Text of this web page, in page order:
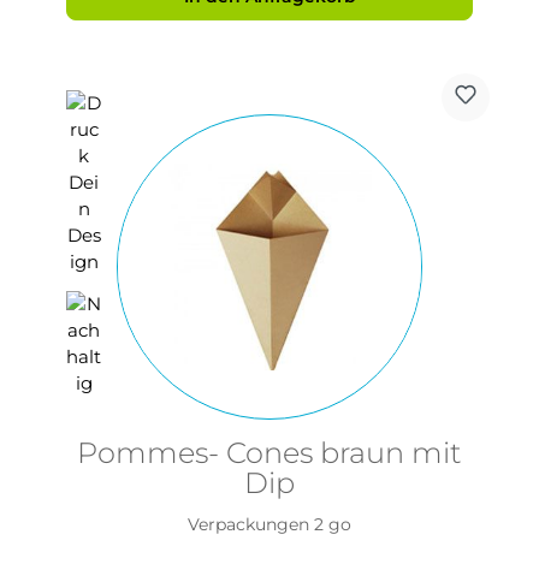
Pommes- Cones braun mit
Dip
Verpackungen 2 go